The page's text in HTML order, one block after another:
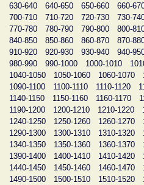
630-640
640-650 650-660 660-
700-710
710-720 720-730 730-
770-780
780-790 790-800 800-
840-850
850-860 860-870 870-
910-920
920-930 930-940 940-
980-990
990-1000 1000-1010
1040-1050
1050-1060 1060-1070
1090-1100
1100-1110 1110-1120
1140-1150
1150-1160 1160-1170
1190-1200
1200-1210 1210-1220
1240-1250
1250-1260 1260-1270
1290-1300
1300-1310 1310-1320
1340-1350
1350-1360 1360-1370
1390-1400
1400-1410 1410-1420
1440-1450
1450-1460 1460-1470
1490-1500
1500-1510 1510-1520